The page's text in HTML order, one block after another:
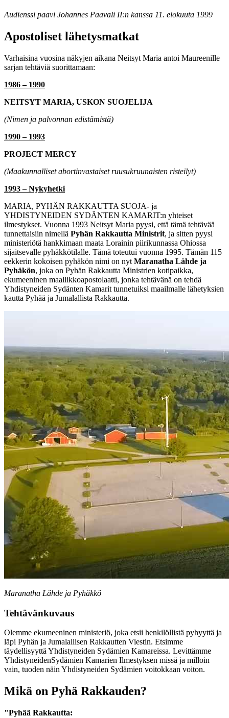
Audienssi paavi Johannes Paavali II:n kanssa 11. elokuuta 1999
Apostoliset lähetysmatkat
Varhaisina vuosina näkyjen aikana Neitsyt Maria antoi Maureenille
sarjan tehtäviä suorittamaan:
1986 – 1990
NEITSYT MARIA, USKON SUOJELIJA
(Nimen ja palvonnan edistämistä)
1990 – 1993
PROJECT MERCY
(Maakunnalliset abortinvastaiset ruusukruunaisten risteilyt)
1993 – Nykyhetki
MARIA, PYHÄN RAKKAUTTA SUOJA- ja
YHDISTYNEIDEN SYDÄNTEN KAMARIT:n yhteiset
ilmestykset. Vuonna 1993 Neitsyt Maria pyysi, että tämä tehtävää
tunnettaisiin nimellä Pyhän Rakkautta Ministrit, ja sitten pyysi
ministeriötä hankkimaan maata Lorainin piirikunnassa Ohiossa
sijaitsevalle pyhäkkötilalle. Tämä toteutui vuonna 1995. Tämän 115
eekkerin kokoisen pyhäkön nimi on nyt Maranatha Lähde ja
Pyhäkön, joka on Pyhän Rakkautta Ministrien kotipaikka,
ekumeeninen maallikkoapostolaatti, jonka tehtävänä on tehdä
Yhdistyneiden Sydänten Kamarit tunnetuiksi maailmalle lähetyksien
kautta Pyhää ja Jumalallista Rakkautta.
Maranatha Lähde ja Pyhäkkö
Tehtävänkuvaus
Olemme ekumeeninen ministeriö, joka etsii henkilöllistä pyhyyttä ja
läpi Pyhän ja Jumalallisen Rakkautten Viestin. Etsimme
täydellisyyttä Yhdistyneiden Sydämien Kamareissa. Levittämme
YhdistyneidenSydämien Kamarien Ilmestyksen missä ja milloin
vain, tuoden näin Yhdistyneiden Sydämien voitokkaan voiton.
Mikä on Pyhä Rakkauden?
"Pyhää Rakkautta: